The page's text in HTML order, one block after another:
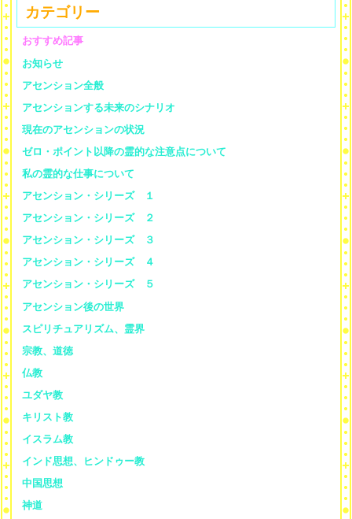
カテゴリー
おすすめ記事
お知らせ
アセンション全般
アセンションする未来のシナリオ
現在のアセンションの状況
ゼロ・ポイント以降の霊的な注意点について
私の霊的な仕事について
アセンション・シリーズ １
アセンション・シリーズ ２
アセンション・シリーズ ３
アセンション・シリーズ ４
アセンション・シリーズ ５
アセンション後の世界
スピリチュアリズム、霊界
宗教、道徳
仏教
ユダヤ教
キリスト教
イスラム教
インド思想、ヒンドゥー教
中国思想
神道